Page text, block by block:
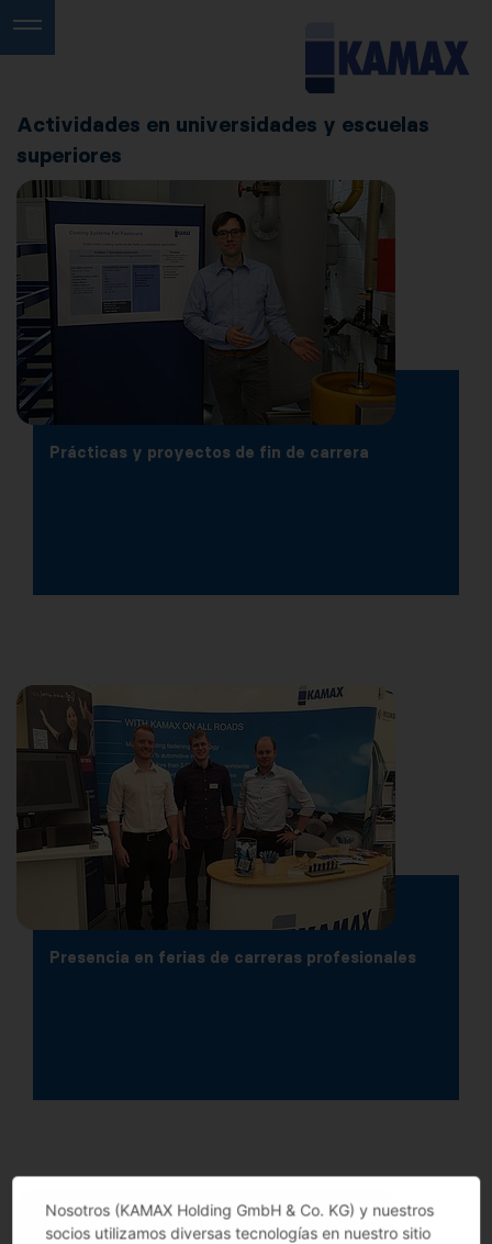
Actividades en universidades y escuelas
superiores
Prácticas y proyectos de fin de carrera
Presencia en ferias de carreras profesionales
Nosotros (KAMAX Holding GmbH & Co. KG) y nuestros
socios utilizamos diversas tecnologías en nuestro sitio